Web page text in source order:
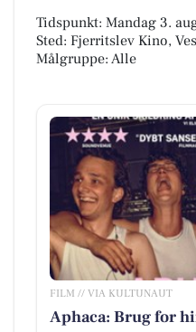
Tidspunkt: Mandag 3.
Sted: Fjerritslev Kino,
Målgruppe: Alle
FILM // VIA KULTUNAUT
Aphaca: Brug for